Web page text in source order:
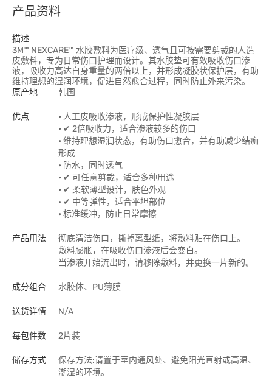
产品资料
描述
3M™ NEXCARE™ 水胶敷料为医疗级、透气且可按需要剪裁的人造
皮敷料，专为日常伤口护理而设计。其水胶垫可有效吸收伤口渗
液，吸收力高达自身重量的两倍以上，并形成凝胶状保护层，有助
维持理想的湿润环境，促进自然愈合过程，同时防止外来污染。
原产地
韩国
优点
• 人工皮吸收渗液，形成保护性凝胶层
• ✔ 2倍吸收力，适合渗液较多的伤口
• 维持理想湿润状态，有助伤口愈合，并有助减少结痂
形成
• 防水，同时透气
• ✔ 可任意剪裁，适合多种用途
• ✔ 柔软薄型设计，肤色外观
• ✔ 中等弹性，适合平坦部位
• 标准缓冲，防止日常摩擦
产品用法
彻底清洁伤口，撕掉离型纸，将敷料贴在伤口上。
敷料膨胀，在吸收伤口渗液后会变白。
当渗液开始流出时，请移除敷料，并更换一片新的。
成分组合 水胶体、PU薄膜
送货详情 N/A
每包件数 2片装
储存方式
保存方法:请置于室内通风处、避免阳光直射或高温、
潮湿的环境。